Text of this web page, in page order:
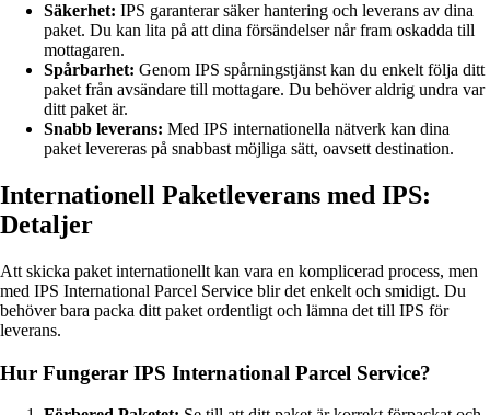
Säkerhet: IPS garanterar säker hantering och leverans av dina
paket. Du kan lita på att dina försändelser når fram oskadda till
mottagaren.
Spårbarhet: Genom IPS spårningstjänst kan du enkelt följa ditt
paket från avsändare till mottagare. Du behöver aldrig undra var
ditt paket är.
Snabb leverans: Med IPS internationella nätverk kan dina
paket levereras på snabbast möjliga sätt, oavsett destination.
Internationell Paketleverans med IPS:
Detaljer
Att skicka paket internationellt kan vara en komplicerad process, men
med IPS International Parcel Service blir det enkelt och smidigt. Du
behöver bara packa ditt paket ordentligt och lämna det till IPS för
leverans.
Hur Fungerar IPS International Parcel Service?